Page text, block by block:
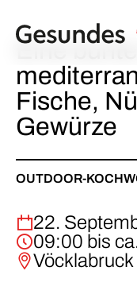
Eine
Fische,
Gewürze
OUTDOOR-
22.
09:00 bis
Vöcklabruck